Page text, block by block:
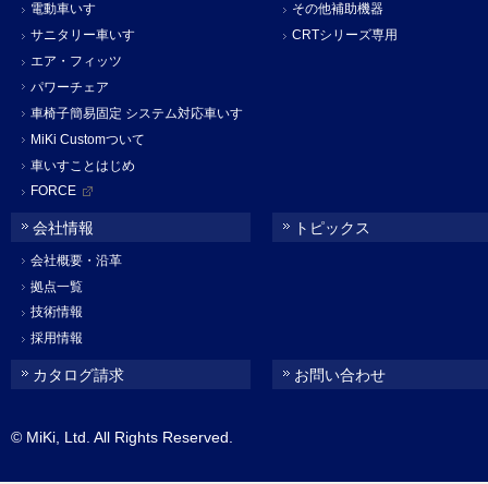
電動車いす
サニタリー車いす
エア・フィッツ
パワーチェア
車椅子簡易固定 システム対応車いす
MiKi Customついて
車いすことはじめ
FORCE
その他補助機器
CRTシリーズ専用
会社情報
会社概要・沿革
拠点一覧
技術情報
採用情報
トピックス
カタログ請求 お問い合わせ
© MiKi, Ltd. All Rights Reserved.